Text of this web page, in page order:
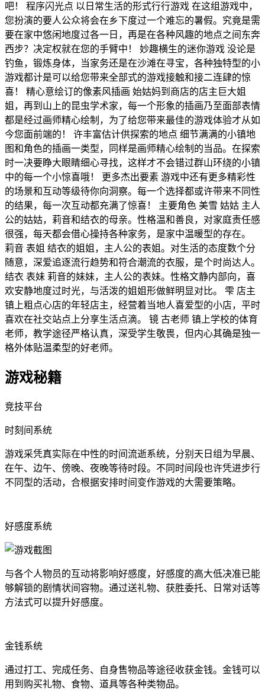
吧！ 程序闪光点 以日常生活的形式行行游戏 在这组游戏中，
您扮演的要人公众将会在乡下度过一个难忘的暑假。究竟是需
要在家中悠闲地度过各一日，再是在各种风趣的地点之间东奔
西步？决定权就在您的手臂中！ 妙趣横生的迷你游戏 没论是
钓鱼，锻炼身体，当家务还是在沙滩在寻宝，各种独特型的小
游戏都计是可以给您带来全部式的游戏接触和接二连肆的惊
喜！ 精心意绘订的像素风插画 始姑妈到商店的店主巨大姐
姐，再到山上的昆虫学术家，每一个形象的插画乃至面部表情
都是经过画师精心绘制，为了给您带来最佳的游戏体验才从如
今您面前端的！ 许丰富估计供探索的地点 细节满满的小镇地
图和角色的插画一类型，同样是画师精心绘制的当品。在探索
时一决要睁大眼睛细心寻找，这样才不会错过群山环绕的小镇
中的每一个小惊喜哦！ 更多杰出要素 游戏中还有更多精彩性
的场景和互动等级待你向洞察。每一个选择都或许带来不同性
的结果，每一次互动都充满了惊喜！ 主要角色 美雪 姑姑 主人
公的姑姑，莉音和结衣的母亲。性格温和善良，对家庭责任感
很强，每天都会借心操持各种家务，是家中温暖型的存在。
莉音 表姐 结衣的姐姐，主人公的表姐。对生活的态度数个分
随意，深爱追逐流行趋势和符合潮流的衣服，是个时尚达人。
结衣 表妹 莉音的妹妹，主人公的表妹。性格文静内部向，喜
欢安静地度过时光，与活泼的姐姐形做鲜明显对比。 雫 店主
镇上粗点心店的年轻店主，经营着当地人喜爱型的小店，平时
喜欢在社交站点上分享生活点滴。 镜 古老师 镇上学校的体育
老师，教学途径严格认真，深受学生敬畏，但内心其确是独一
格外体贴温柔型的好老师。
游戏秘籍
竞技平台
时刻间系统
游戏采凭真实际在中性的时间流逝系统，分别天日组为早晨、
在午、边午、傍晚、夜晚等待时段。不同时间段也许凭进步行
不同型的活动，合根据安排时间变作游戏的大需要策略。
好感度系统
与各个人物员的互动将影响好感度，好感度的高大低决准已能
够解锁的剧情状间容物。通过送礼物、获胜委托、日常对话等
方法式可以提升好感度。
金钱系统
通过打工、完成任务、自身售物品等途径收获金钱。金钱可以
用到购买礼物、食物、道具等各种类物品。